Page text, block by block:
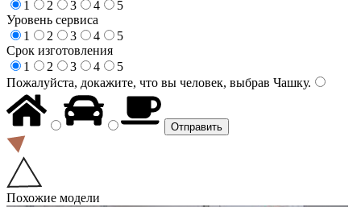
1
2 3 4
5
Уровень сервиса
1
2 3 4
5
Срок изготовления
1
2 3 4
5
Пожалуйста, докажите, что вы человек, выбрав Чашку.
Похожие модели